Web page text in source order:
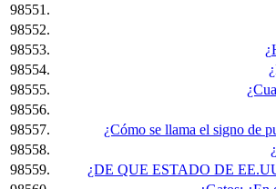
98551.
98552.
98553.
98554.
98555.
98556.
98557.
¿Cómo se llama el signo de
98558.
98559.
¿DE QUE ESTADO DE